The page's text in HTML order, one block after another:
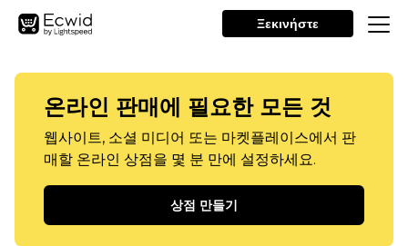
Ξεκινήστε
온라인 판매에 필요한 모든 것
웹사이트, 소셜 미디어 또는 마켓플레이스에서 판
매할 온라인 상점을 몇 분 만에 설정하세요.
상점 만들기